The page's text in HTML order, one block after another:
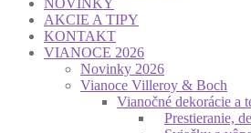
NOVINKY
AKCIE A TIPY
KONTAKT
VIANOCE 2026
Novinky 2026
Vianoce Villeroy & Boch
Vianočné dekorácie a
Prestieranie,